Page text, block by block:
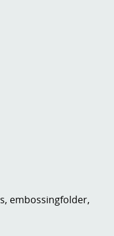
embossingfolder,